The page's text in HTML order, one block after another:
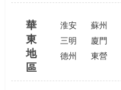
華
東
地
區
淮安 蘇州
三明
廈門
德州
東營